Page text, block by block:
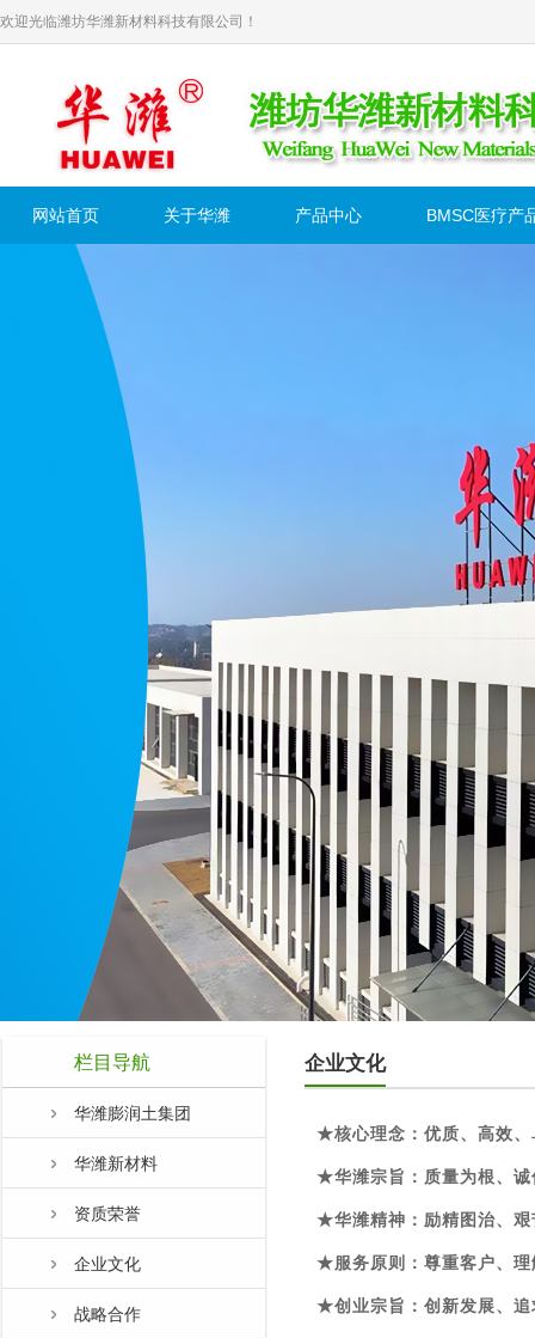
欢迎光临潍坊华潍新材料科技有限公司！
网站首页 关于华潍 产品中心 BMSC医疗产
栏目导航
华潍膨润土集团
华潍新材料
资质荣誉
企业文化
战略合作
企业文化
★核心理念：优质、高效、
★华潍宗旨：质量为根、诚
★华潍精神：励精图治、艰
★服务原则：尊重客户、
★创业宗旨：创新发展、追